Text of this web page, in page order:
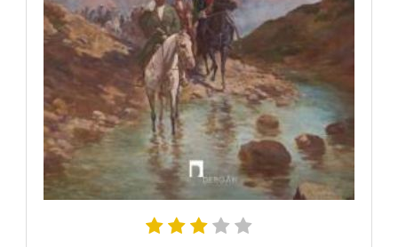
Kitaplar
Kitaplar-
Final
Elit Kitap
Yardım
Sipariş
Takip
Detaylı